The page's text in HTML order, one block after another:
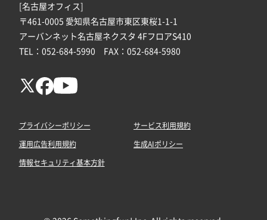
[名古屋オフィス]
〒461-0005 愛知県名古屋市東区東桜1-1-1
アーバンネット名古屋ネクスタ 4FフロアS410
TEL：052-684-5990 FAX：052-684-5980
プライバシーポリシー サービス利用規約
運用広告利用規約 生成AIポリシー
情報セキュリティ基本方針